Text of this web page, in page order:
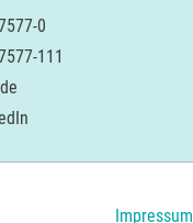
0
111
Navigation
Impressum